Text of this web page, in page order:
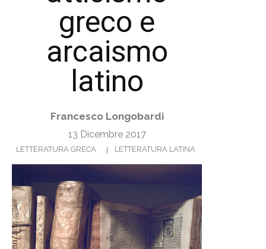
greco e
arcaismo
latino
Francesco Longobardi
13 Dicembre 2017
LETTERATURA GRECA LETTERATURA LATINA